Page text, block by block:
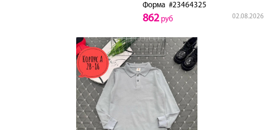
Форма #23464325
02.08.2026
862руб